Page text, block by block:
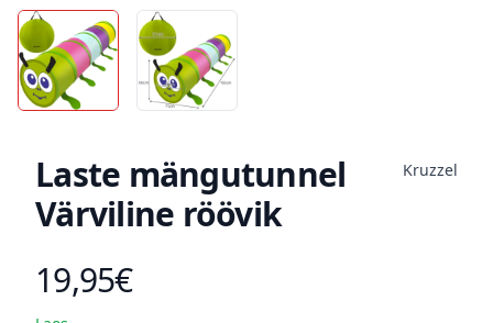
Laste mängutunnel
Värviline röövik
Kruzzel
Toote hind
19,95€